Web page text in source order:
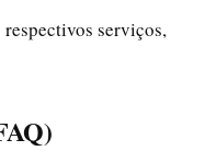
serviços,